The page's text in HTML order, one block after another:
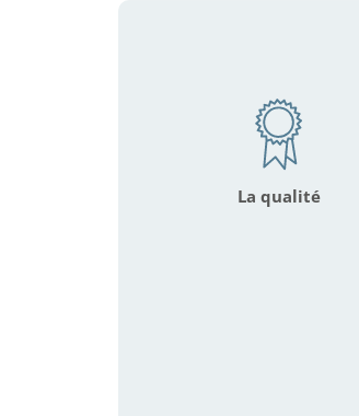
La qualité